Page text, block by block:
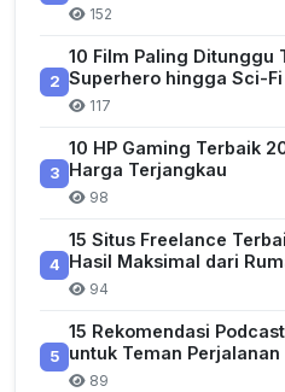
152
2
10 Film Paling Ditunggu
Superhero hingga Sci-Fi
117
3
10 HP Gaming Terbaik
Harga Terjangkau
98
4
15 Situs Freelance
Hasil Maksimal dari
94
5
15 Rekomendasi
untuk Teman
89